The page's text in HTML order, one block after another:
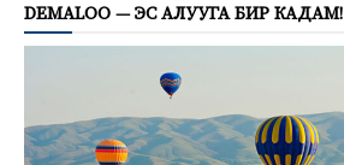
DEMALOO — ЭС АЛУУГА БИР КАДАМ!